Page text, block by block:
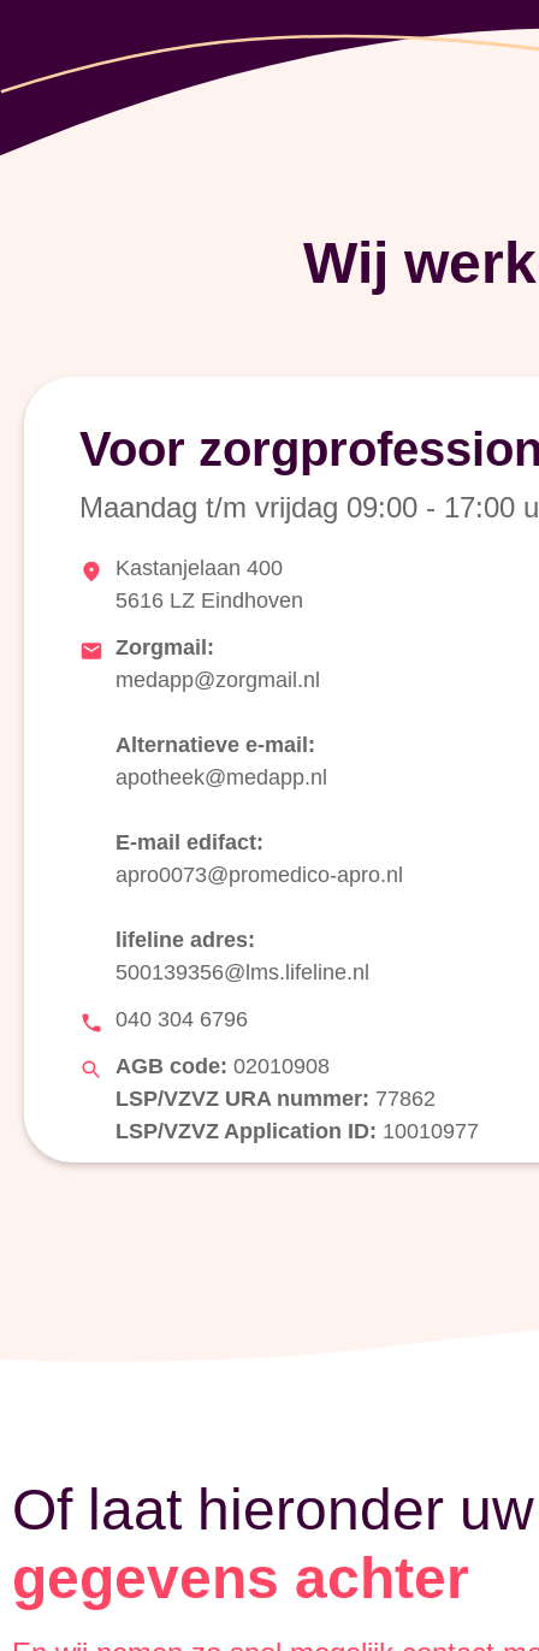
Wij
Voor
Maandag t/m vrijdag 09:00 - 17:00
Kastanjelaan 400
5616 LZ Eindhoven
Zorgmail:
medapp@zorgmail.nl
Alternatieve e-mail:
apotheek@medapp.nl
E-mail edifact:
apro0073@promedico-apro.nl
lifeline adres:
500139356@lms.lifeline.nl
040 304 6796
AGB code: 02010908
LSP/VZVZ URA nummer: 77862
LSP/VZVZ Application ID: 10010977
Of laat hieronder uw
gegevens achter